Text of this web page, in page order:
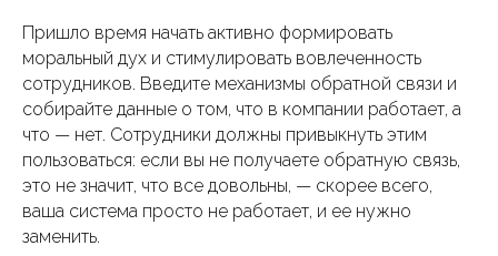
Пришло время начать активно формировать
моральный дух и стимулировать вовлеченность
сотрудников. Введите механизмы обратной связи и
собирайте данные о том, что в компании работает, а
что — нет. Сотрудники должны привыкнуть этим
пользоваться: если вы не получаете обратную связь,
это не значит, что все довольны, — скорее всего,
ваша система просто не работает, и ее нужно
заменить.